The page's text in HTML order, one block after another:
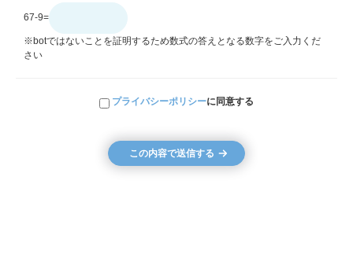
67-9=
※botではないことを証明するため数式の答えとなる数字をご入力くだ
さい
プライバシーポリシーに同意する
この内容で送信する